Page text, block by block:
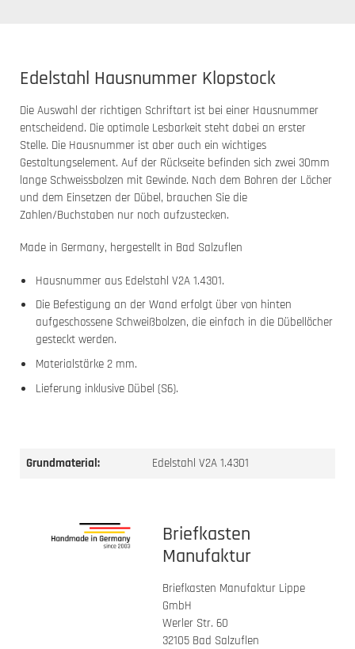
Edelstahl Hausnummer Klopstock
Die Auswahl der richtigen Schriftart ist bei einer Hausnummer
entscheidend. Die optimale Lesbarkeit steht dabei an erster
Stelle. Die Hausnummer ist aber auch ein wichtiges
Gestaltungselement. Auf der Rückseite befinden sich zwei 30mm
lange Schweissbolzen mit Gewinde. Nach dem Bohren der Löcher
und dem Einsetzen der Dübel, brauchen Sie die
Zahlen/Buchstaben nur noch aufzustecken.
Made in Germany, hergestellt in Bad Salzuflen
Hausnummer aus Edelstahl V2A 1.4301.
Die Befestigung an der Wand erfolgt über von hinten
aufgeschossene Schweißbolzen, die einfach in die Dübellöcher
gesteckt werden.
Materialstärke 2 mm.
Lieferung inklusive Dübel (S6).
Grundmaterial: Edelstahl V2A 1.4301
Briefkasten
Manufaktur
Briefkasten Manufaktur Lippe
GmbH
Werler Str. 60
32105 Bad Salzuflen